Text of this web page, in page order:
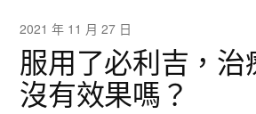
2021 年 11 月 27 日
服用了必利吉，治
沒有效果嗎？